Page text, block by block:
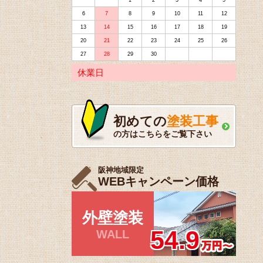
6 7 8 9 10 11 12
13 14 15 16 17 18 19
20 21 22 23 24 25 26
27 28 29 30
休業日
初めての塗装工事
の方はこちらをご覧下さい
阪神地域限定
WEBキャンペーン価格
外壁塗装
WALL 54.9